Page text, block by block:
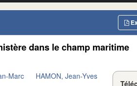
dans le champ maritime
Marc HAMON, Jean-Yves